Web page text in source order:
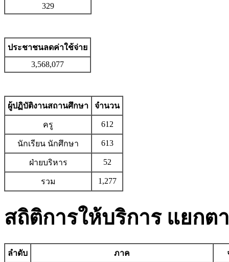
329
ประชาชนลดค่าใช้จ่าย
3,568,077
ผู้ปฏิบัติงานสถานศึกษา จำนวน
ครู 612
นักเรียน นักศึกษา 613
ฝ่ายบริหาร 52
รวม 1,277
สถิติการให้บริการ แยกต
ลำดับ ภาค